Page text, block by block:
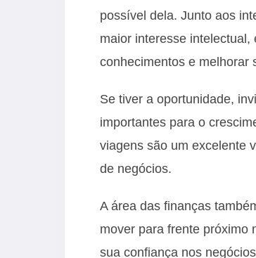
possível dela. Junto aos
maior interesse
conhecimentos e melhorar
Se tiver a oportunidade,
importantes para o
viagens são um excelente
de negócios.
A área das finanças
mover para frente próximo
sua confiança nos